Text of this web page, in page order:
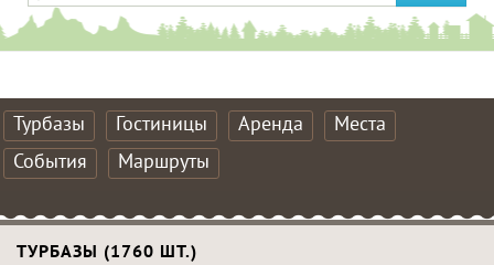
Турбазы Гостиницы Аренда
Места
События
Маршруты
ТУРБАЗЫ (1760 ШТ.)